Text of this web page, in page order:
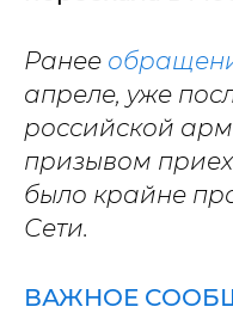
Ранее
апреле, уже
российской
призывом
было крайне
Сети.
ВАЖНОЕ